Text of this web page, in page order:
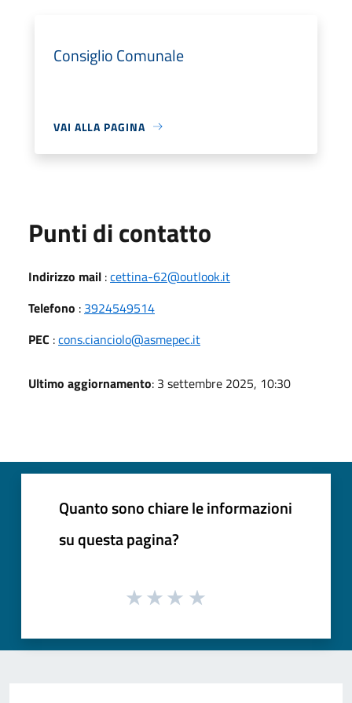
Consiglio Comunale
VAI ALLA PAGINA
Punti di contatto
Indirizzo mail :cettina-62@outlook.it
Telefono : 3924549514
PEC :cons.cianciolo@asmepec.it
Ultimo aggiornamento: 3 settembre 2025, 10:30
Quanto sono chiare le informazioni
su questa pagina?